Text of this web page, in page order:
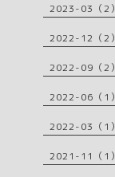
2023-03（2）
2022-12（2）
2022-09（2）
2022-06（1）
2022-03（1）
2021-11（1）